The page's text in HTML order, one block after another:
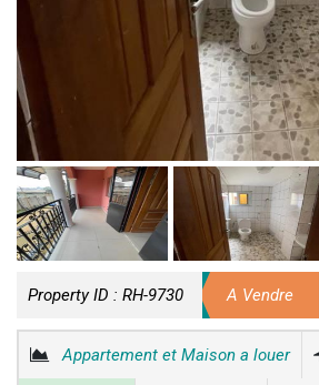
Property ID : RH-9730 A Vendre
Appartement et Maison a louer